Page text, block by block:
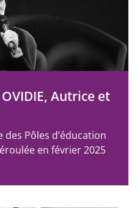
Autrice et
Pôles d’éducation
en février 2025